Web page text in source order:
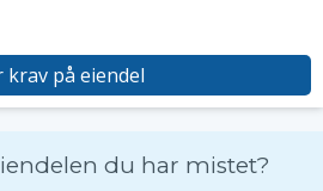
krav på eiendel
du har mistet?